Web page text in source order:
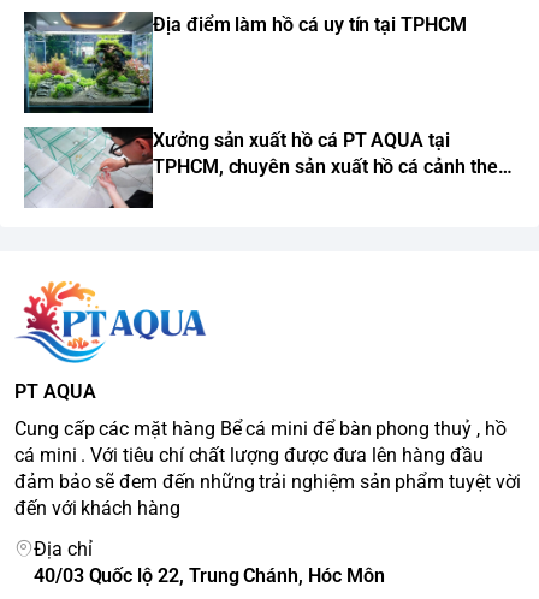
Địa điểm làm hồ cá uy tín tại TPHCM
Xưởng sản xuất hồ cá PT AQUA tại
TPHCM, chuyên sản xuất hồ cá cảnh theo
PT AQUA
Cung cấp các mặt hàng Bể cá mini để bàn phong thuỷ , hồ
cá mini . Với tiêu chí chất lượng được đưa lên hàng đầu
đảm bảo sẽ đem đến những trải nghiệm sản phẩm tuyệt vời
đến với khách hàng
Địa chỉ
40/03 Quốc lộ 22, Trung Chánh, Hóc Môn